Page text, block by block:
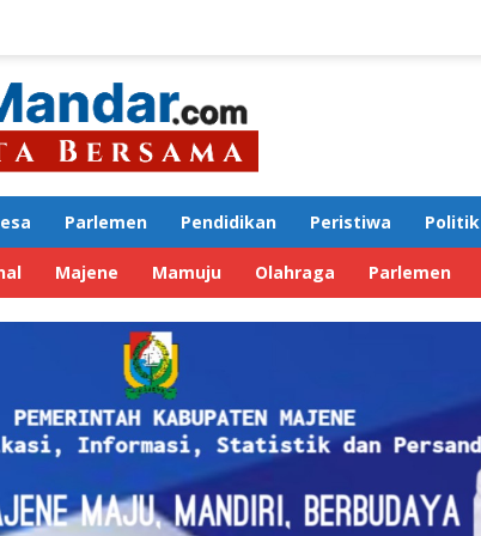
Parlemen Pendidikan Peristiwa Politik
Majene Mamuju Olahraga Parlemen